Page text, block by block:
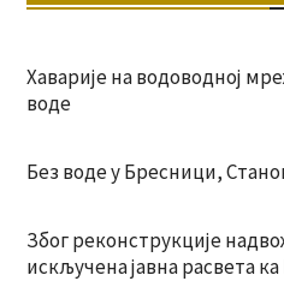
Хаварије на водоводној
воде
Без воде у Бресници,
Због реконструкције
искључена јавна расвета